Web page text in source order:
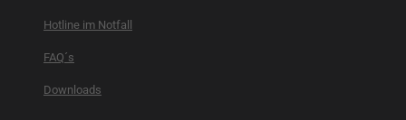
Hotline im Notfall
FAQ´s
Downloads